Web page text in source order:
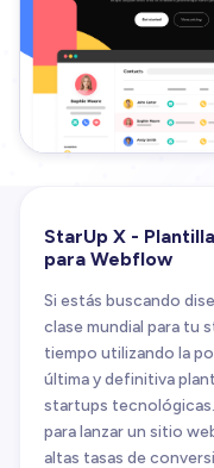
StarUp X -
para Webflow
Si estás buscando
clase mundial para tu
tiempo utilizando la
última y definitiva
startups
para lanzar un sitio
altas tasas de